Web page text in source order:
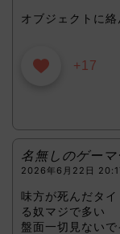
オブジェクトに
+17
名無しのゲーマ
2026年6月22日
味方が死んだタ
る奴マジで多い
盤面一切見ない